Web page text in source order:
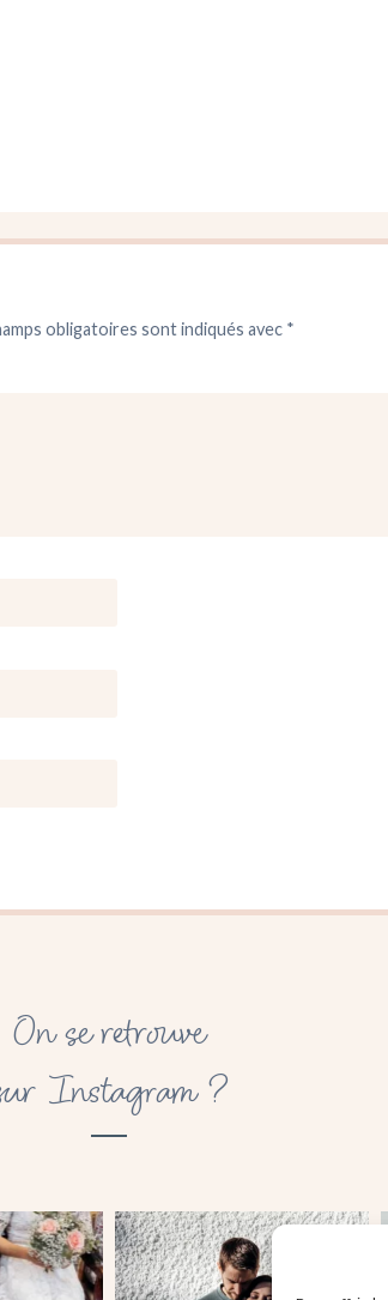
obligatoires sont indiqués avec *
On se retrouve
Instagram ?